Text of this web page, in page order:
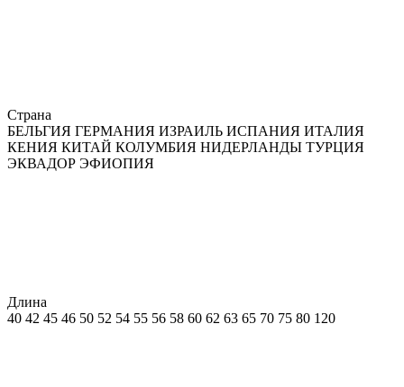
Страна
БЕЛЬГИЯ ГЕРМАНИЯ ИЗРАИЛЬ ИСПАНИЯ ИТАЛИЯ
КЕНИЯ КИТАЙ КОЛУМБИЯ НИДЕРЛАНДЫ ТУРЦИЯ
ЭКВАДОР ЭФИОПИЯ
Длина
40 42 45 46 50 52 54 55 56 58 60 62 63 65 70 75 80 120